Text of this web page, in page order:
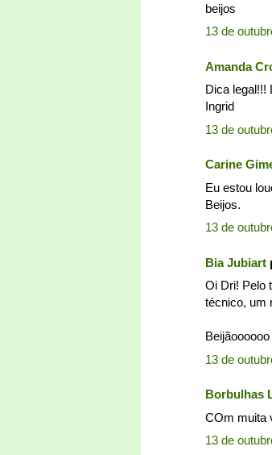
beijos
13 de
Amanda
Dica legal!!!
Ingrid
13 de
Carine
Eu estou
Beijos.
13 de
Bia Jubiart
Oi Dri! Pelo
técnico, um
Beijãoooooo
13 de
Borbulhas
COm muita
13 de